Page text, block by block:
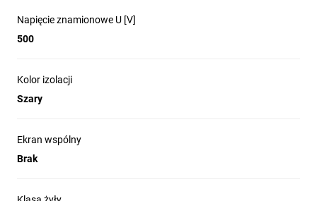
Napięcie znamionowe U [V]
500
Kolor izolacji
Szary
Ekran wspólny
Brak